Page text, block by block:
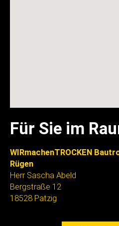
Für Sie im
WIRmachenTROCKEN
Rügen
Herr Sascha Abeld
Bergstraße 12
18528 Patzig